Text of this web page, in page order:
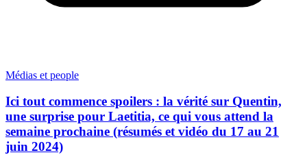
Médias et people
Ici tout commence spoilers : la vérité sur Quentin,
une surprise pour Laetitia, ce qui vous attend la
semaine prochaine (résumés et vidéo du 17 au 21
juin 2024)